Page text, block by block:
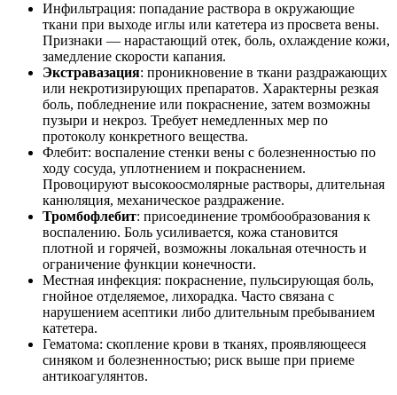
Инфильтрация: попадание раствора в окружающие
ткани при выходе иглы или катетера из просвета вены.
Признаки — нарастающий отек, боль, охлаждение кожи,
замедление скорости капания.
Экстравазация: проникновение в ткани раздражающих
или некротизирующих препаратов. Характерны резкая
боль, побледнение или покраснение, затем возможны
пузыри и некроз. Требует немедленных мер по
протоколу конкретного вещества.
Флебит: воспаление стенки вены с болезненностью по
ходу сосуда, уплотнением и покраснением.
Провоцируют высокоосмолярные растворы, длительная
канюляция, механическое раздражение.
Тромбофлебит: присоединение тромбообразования к
воспалению. Боль усиливается, кожа становится
плотной и горячей, возможны локальная отечность и
ограничение функции конечности.
Местная инфекция: покраснение, пульсирующая боль,
гнойное отделяемое, лихорадка. Часто связана с
нарушением асептики либо длительным пребыванием
катетера.
Гематома: скопление крови в тканях, проявляющееся
синяком и болезненностью; риск выше при приеме
антикоагулянтов.